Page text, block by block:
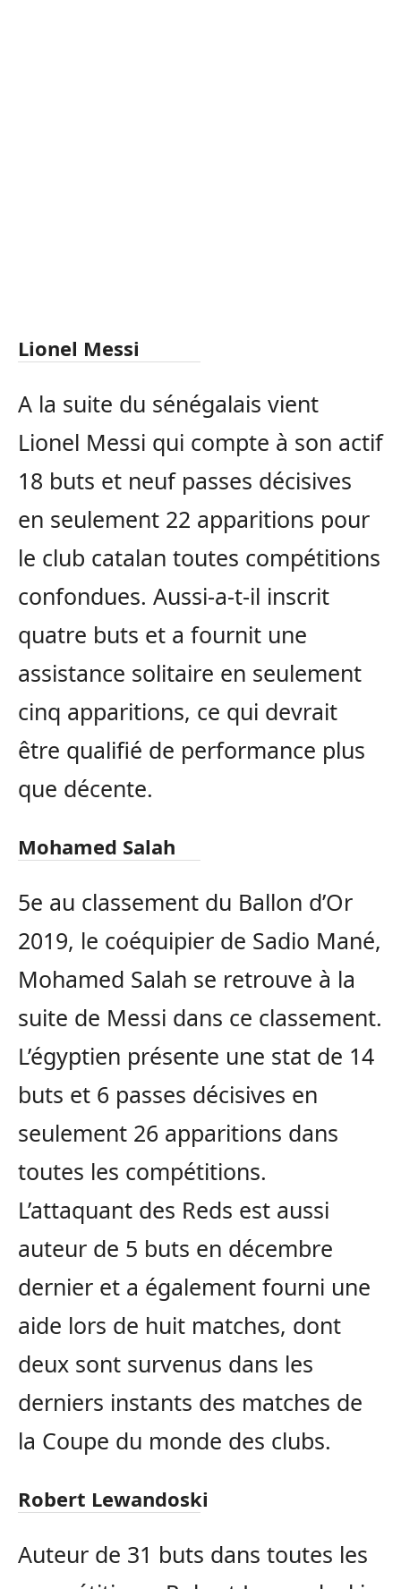
Lionel Messi
A la suite du sénégalais vient
Lionel Messi qui compte à son actif
18 buts et neuf passes décisives
en seulement 22 apparitions pour
le club catalan toutes compétitions
confondues. Aussi-a-t-il inscrit
quatre buts et a fournit une
assistance solitaire en seulement
cinq apparitions, ce qui devrait
être qualifié de performance plus
que décente.
Mohamed Salah
5e au classement du Ballon d’Or
2019, le coéquipier de Sadio Mané,
Mohamed Salah se retrouve à la
suite de Messi dans ce classement.
L’égyptien présente une stat de 14
buts et 6 passes décisives en
seulement 26 apparitions dans
toutes les compétitions.
L’attaquant des Reds est aussi
auteur de 5 buts en décembre
dernier et a également fourni une
aide lors de huit matches, dont
deux sont survenus dans les
derniers instants des matches de
la Coupe du monde des clubs.
Robert Lewandoski
Auteur de 31 buts dans toutes les